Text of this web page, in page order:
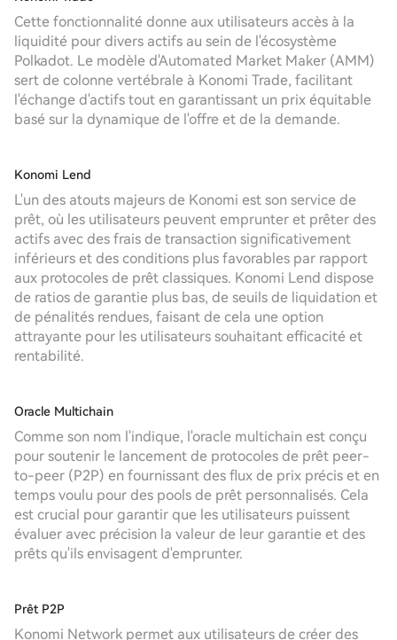
Cette fonctionnalité donne aux utilisateurs accès à la
liquidité pour divers actifs au sein de l'écosystème
Polkadot. Le modèle d'Automated Market Maker (AMM)
sert de colonne vertébrale à Konomi Trade, facilitant
l'échange d'actifs tout en garantissant un prix équitable
basé sur la dynamique de l'offre et de la demande.
Konomi Lend
L'un des atouts majeurs de Konomi est son service de
prêt, où les utilisateurs peuvent emprunter et prêter des
actifs avec des frais de transaction significativement
inférieurs et des conditions plus favorables par rapport
aux protocoles de prêt classiques. Konomi Lend dispose
de ratios de garantie plus bas, de seuils de liquidation et
de pénalités rendues, faisant de cela une option
attrayante pour les utilisateurs souhaitant efficacité et
rentabilité.
Oracle Multichain
Comme son nom l'indique, l'oracle multichain est conçu
pour soutenir le lancement de protocoles de prêt peer-
to-peer (P2P) en fournissant des flux de prix précis et en
temps voulu pour des pools de prêt personnalisés. Cela
est crucial pour garantir que les utilisateurs puissent
évaluer avec précision la valeur de leur garantie et des
prêts qu'ils envisagent d'emprunter.
Prêt P2P
Konomi Network permet aux utilisateurs de créer des